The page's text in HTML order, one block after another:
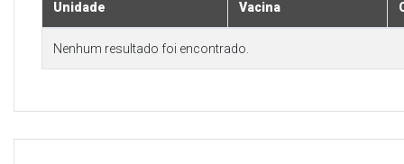
Unidade Vacina
Nenhum resultado foi encontrado.